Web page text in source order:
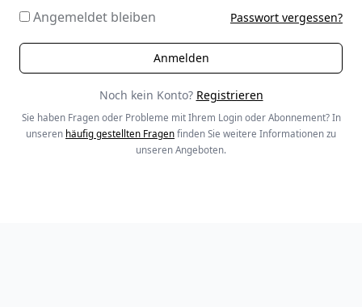
Angemeldet bleiben Passwort vergessen?
Noch kein Konto? Registrieren
Sie haben Fragen oder Probleme mit Ihrem Login oder Abonnement? In
unseren häufig gestellten Fragen finden Sie weitere Informationen zu
unseren Angeboten.